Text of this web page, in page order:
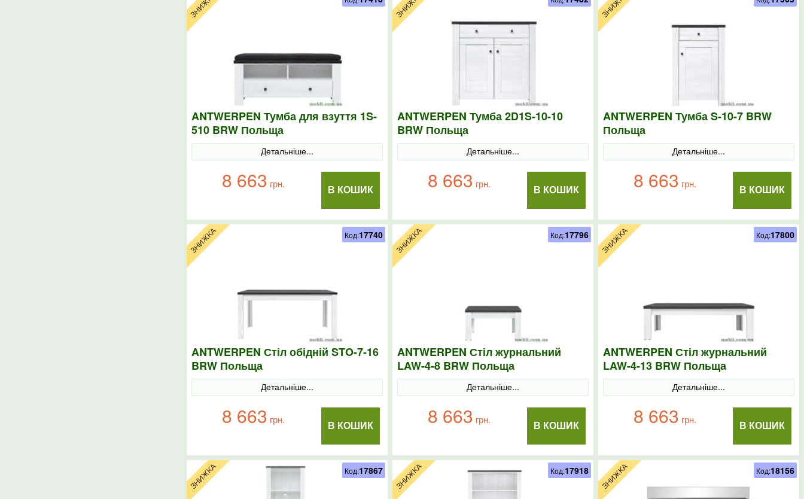
ANTWERPEN Тумба для взуття 1S-
510 BRW Польща
Детальніше...
В КОШИК
8 663 грн.
ANTWERPEN Тумба 2D1S-10-10
BRW Польща
Детальніше...
В КОШИК
8 663 грн.
ANTWERPEN Тумба S-10-7 BRW
Польща
Детальніше...
В КОШИК
8 663 грн.
ANTWERPEN Стіл обідній STO-7-16
BRW Польща
Детальніше...
В КОШИК
8 663 грн.
Код:17740
ANTWERPEN Стіл журнальний
LAW-4-8 BRW Польща
Детальніше...
В КОШИК
8 663 грн.
Код:17796
ANTWERPEN Стіл журнальний
LAW-4-13 BRW Польща
Детальніше...
В КОШИК
8 663 грн.
Код:17800
Код:17867 Код:17918 Код:18156